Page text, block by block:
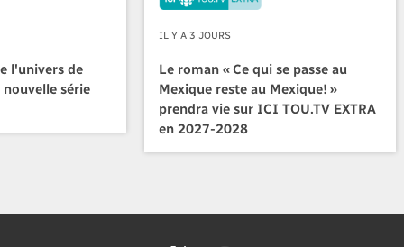
l'univers de
série
IL Y A 3 JOURS
Le roman « Ce qui se passe au
Mexique reste au Mexique! »
prendra vie sur ICI TOU.TV EXTRA
en 2027-2028